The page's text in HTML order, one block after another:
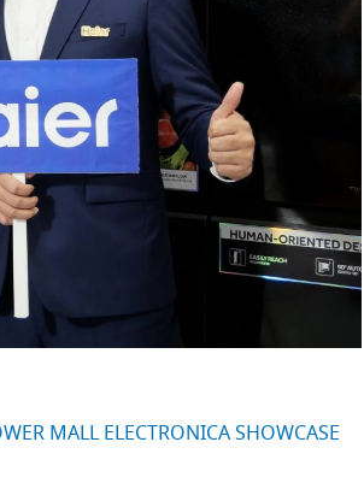
MALL ELECTRONICA SHOWCASE